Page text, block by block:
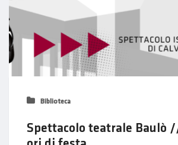
Biblioteca
Spettacolo teatrale Baulò